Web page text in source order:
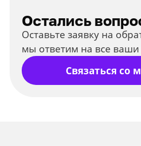
Остались
Оставьте заявку на
мы ответим на все
Связаться со